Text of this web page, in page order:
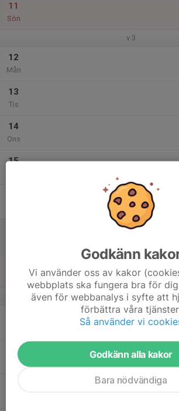
11
Sön
v.3
12
Mån
13
Tis
14
Ons
15
19:00
Klubbstugan
v.4
20
Godkänn
Vi använder oss av kakor
webbplats ska fungera bra för
även för webbanalys i syfte att
förbättra våra
Så använder vi
Godkänn alla kakor
Bara nödvändiga